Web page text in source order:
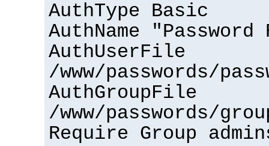
AuthType Basic
AuthName
AuthUserFile
/www/passwords/
AuthGroupFile
/www/passwords/
Require Group